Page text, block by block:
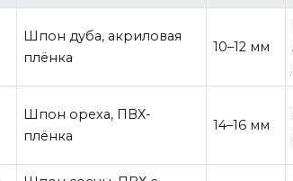
Шпон дуба, акриловая
плёнка
10–12 мм
Шпон ореха, ПВХ-
плёнка
14–16 мм